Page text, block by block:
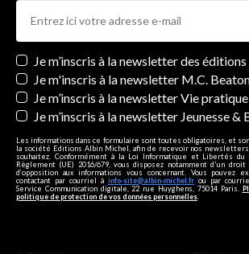
Newsletters
Je m’inscris à la newsletter des
Je m'inscris à la newsletter M.C.
Je m’inscris à la newsletter Vie pratique
Je m’inscris à la newsletter Jeunesse &
Les informations dans ce formulaire sont toutes obligatoires, et
la société Editions Albin Michel, afin de recevoir nos
souhaitez. Conformément à la Loi Informatique et Libertés du
Règlement (UE) 2016/679, vous disposez notamment d'un
d’opposition aux informations vous concernant. Vous pouvez
contactant par courriel à info-site@albin-michel.fr ou par
Service Communication digitale, 22 rue Huyghens, 75014 Paris.
politique de protection de vos données personnelles